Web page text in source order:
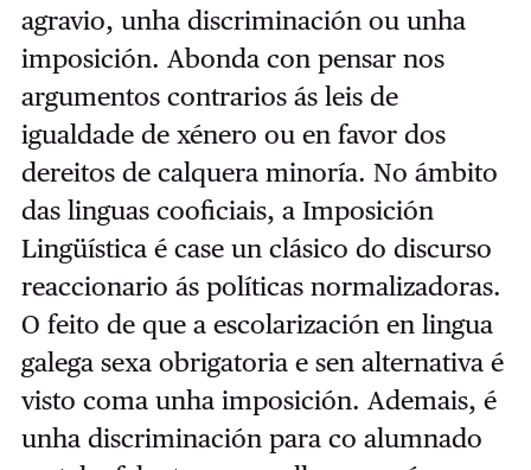
agravio, unha discriminación ou unha
imposición. Abonda con pensar nos
argumentos contrarios ás leis de
igualdade de xénero ou en favor dos
dereitos de calquera minoría. No ámbito
das linguas cooficiais, a Imposición
Lingüística é case un clásico do discurso
reaccionario ás políticas normalizadoras.
O feito de que a escolarización en lingua
galega sexa obrigatoria e sen alternativa é
visto coma unha imposición. Ademais, é
unha discriminación para co alumnado